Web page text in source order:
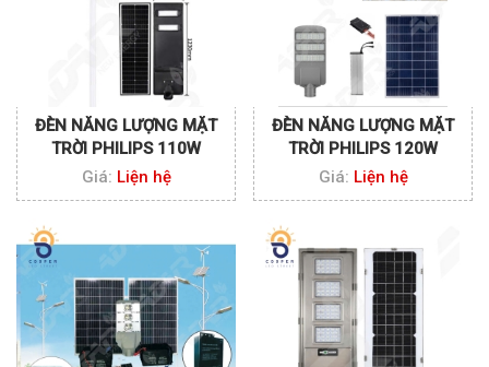
ĐÈN NĂNG LƯỢNG MẶT
TRỜI PHILIPS 110W
Giá: Liện hệ
ĐÈN NĂNG LƯỢNG MẶT
TRỜI PHILIPS 120W
Giá: Liện hệ